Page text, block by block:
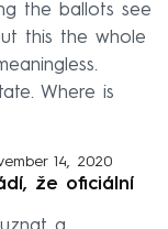
the ballots see
this the whole
Where is
14, 2020
že oficiální